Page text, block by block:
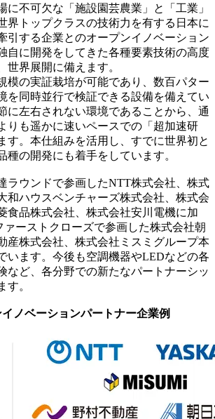
に不可欠な「施設園芸農業」と「工業」
界トップクラスの技術力を有する日本に
引する企業とのオープンイノベーション
自に開発をしてきた各種要素技術の高度
世界展開に備えます。
模の実証栽培が可能であり、数百パター
を同時並行で検証できる設備を備えてい
に左右されない環境であることから、通
りも遥かに速いペースでの「超加速研
す。本仕組みを活用し、すでに世界初と
種の開発にも着手をしています。
ラウンドで参画したNTT株式会社、株式
和ハウスベンチャーズ株式会社、株式会
食品株式会社、株式会社安川電機に加
ァーストクローズで参画した株式会社朝
産株式会社、株式会社ミスミグループ本
います。今後も空調機器やLEDなどの各
など、各分野での新たなパートナーシッ
す。
ノベーションパートナー企業例